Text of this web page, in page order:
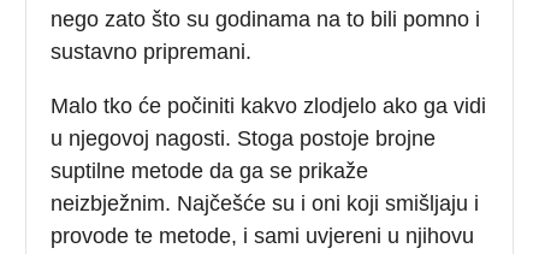
nego zato što su godinama na to bili pomno i
sustavno pripremani.
Malo tko će počiniti kakvo zlodjelo ako ga vidi
u njegovoj nagosti. Stoga postoje brojne
suptilne metode da ga se prikaže
neizbježnim. Najčešće su i oni koji smišljaju i
provode te metode, i sami uvjereni u njihovu